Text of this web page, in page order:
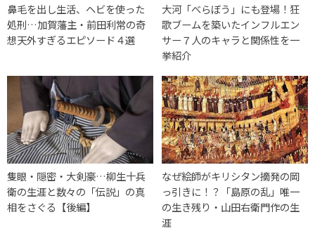
鼻毛を出し生活、ヘビを使った
処刑…加賀藩主・前田利常の奇
想天外すぎるエピソード４選
大河「べらぼう」にも登場！狂
歌ブームを築いたインフルエン
サー７人のキャラと関係性を一
挙紹介
隻眼・隠密・大剣豪…柳生十兵
衛の生涯と数々の「伝説」の真
相をさぐる【後編】
なぜ絵師がキリシタン摘発の岡
っ引きに！？「島原の乱」唯一
の生き残り・山田右衛門作の生
涯